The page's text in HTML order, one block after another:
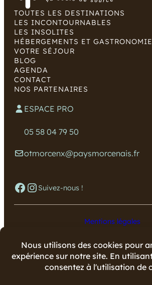
TOUTES LES DESTINATIONS
LES INCONTOURNABLES
LES INSOLITES
HÉBERGEMENTS ET GASTRONOMIE
VOTRE SÉJOUR
BLOG
AGENDA
CONTACT
NOS PARTENAIRES
ESPACE PRO
05 58 04 79 50
otmorcenx@paysmorcenais.fr
Facebook Instagram Suivez-nous !
Mentions légales
Données personnelles